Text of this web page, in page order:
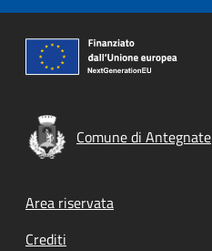
Comune di Antegnate
Footer menu
Area riservata
Crediti